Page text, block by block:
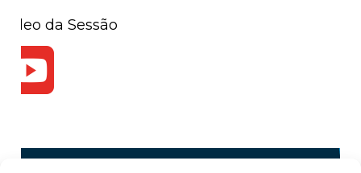
da Sessão